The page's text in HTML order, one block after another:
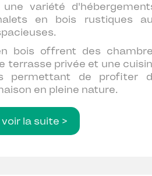
variété
en bois rustiques
bois offrent des
terrasse privée et une
permettant de profiter
en pleine nature.
voir la suite >